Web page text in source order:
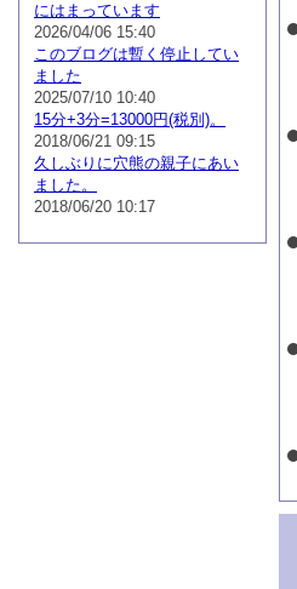
にはまっています
2026/04/06 15:40
このブログは暫く停止してい
ました
2025/07/10 10:40
15分+3分=13000円(税別)。
2018/06/21 09:15
久しぶりに穴熊の親子にあい
ました。
2018/06/20 10:17